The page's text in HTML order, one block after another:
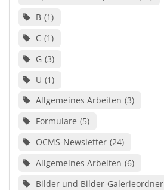
B 1
C 1
G 3
U 1
Allgemeines Arbeiten 3
Formulare 5
OCMS-Newsletter 24
Allgemeines Arbeiten 6
Bilder und Bilder-Galerieordner